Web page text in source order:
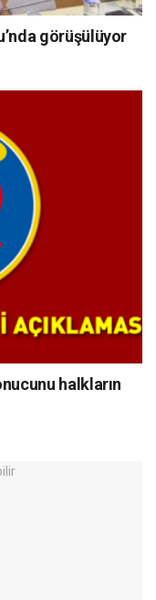
görüşülüyor
halkların